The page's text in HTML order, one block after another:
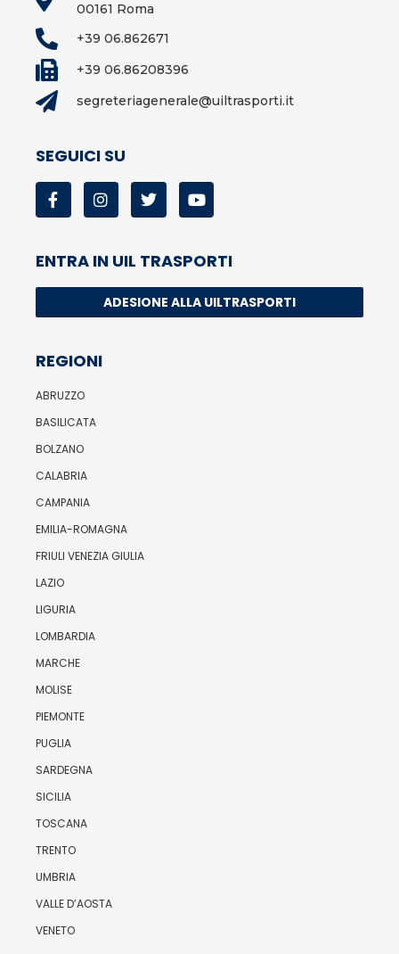
00161 Roma
+39 06.862671
+39 06.86208396
segreteriagenerale@uiltrasporti.it
SEGUICI SU
ENTRA IN UIL TRASPORTI
ADESIONE ALLA UILTRASPORTI
REGIONI
ABRUZZO
BASILICATA
BOLZANO
CALABRIA
CAMPANIA
EMILIA-ROMAGNA
FRIULI VENEZIA GIULIA
LAZIO
LIGURIA
LOMBARDIA
MARCHE
MOLISE
PIEMONTE
PUGLIA
SARDEGNA
SICILIA
TOSCANA
TRENTO
UMBRIA
VALLE D’AOSTA
VENETO